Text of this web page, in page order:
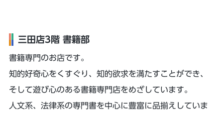
三田店3階 書籍部
書籍専門のお店です。
知的好奇心をくすぐり、知的欲求を満たすことができ、
そして遊び心のある書籍専門店をめざしています。
人文系、法律系の専門書を中心に豊富に品揃えしていま